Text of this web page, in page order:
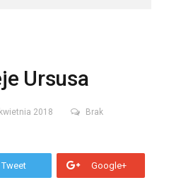
Ursusa
2018
Brak
Tweet Google+